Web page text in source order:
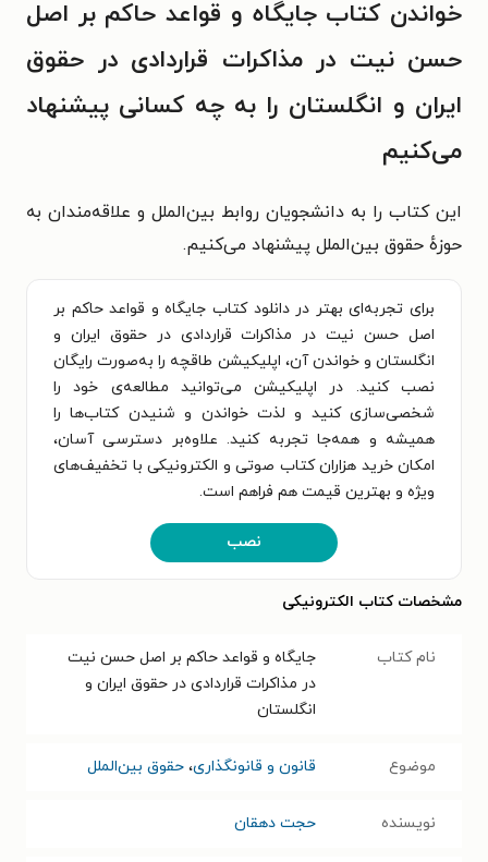
خواندن کتاب جایگاه و قواعد حاکم بر اصل
حسن نیت در مذاکرات قراردادی در حقوق
ایران و انگلستان را به چه کسانی پیشنهاد
می‌کنیم
این کتاب را به دانشجویان روابط بین‌الملل و علاقه‌‎مندان به
حوزهٔ حقوق بین‌الملل پیشنهاد می‌کنیم.
برای تجربه‌ای بهتر در دانلود کتاب جایگاه و قواعد حاکم بر
اصل حسن نیت در مذاکرات قراردادی در حقوق ایران و
انگلستان و خواندن آن، اپلیکیشن طاقچه را به‌صورت رایگان
نصب کنید. در اپلیکیشن می‌توانید مطالعه‌ی خود را
شخصی‌سازی کنید و لذت خواندن و شنیدن کتاب‌ها را
همیشه و همه‌جا تجربه کنید. علاوه‌بر دسترسی آسان،
امکان خرید هزاران کتاب صوتی و الکترونیکی با تخفیف‌های
ویژه و بهترین قیمت هم فراهم است.
نصب
مشخصات کتاب الکترونیکی
نام کتاب
جایگاه و قواعد حاکم بر اصل حسن نیت
در مذاکرات قراردادی در حقوق ایران و
انگلستان
موضوع قانون و قانونگذاری، حقوق بین‌الملل
نویسنده حجت دهقان